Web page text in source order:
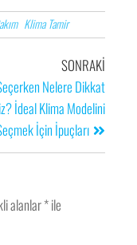
Klima Tamir
SONRAKI
Nelere Dikkat
İdeal Klima Modelini
İçin İpuçları
alanlar*ile